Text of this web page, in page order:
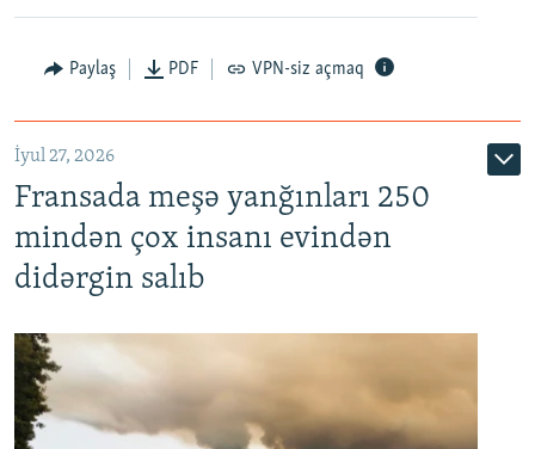
Paylaş PDF VPN-siz açmaq
İyul 27, 2026
Fransada meşə yanğınları 250
mindən çox insanı evindən
didərgin salıb